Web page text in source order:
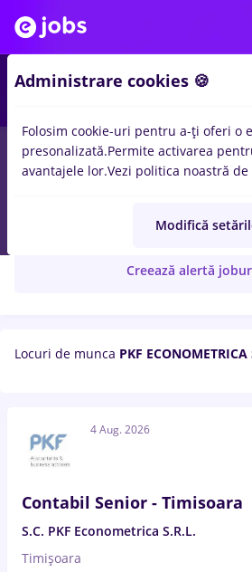
PKF
Creează alertă
Locuri de munca PKF ECONOMETRICA
4 Aug. 2026
Contabil Senior - Timisoara
S.C. PKF Econometrica S.R.L.
Timișoara
Administrare cookies 🍪
Folosim cookie-uri pentru a-ți oferi o
presonalizată.Permite activarea
avantajele lor.Vezi politica noastră de
Modifică